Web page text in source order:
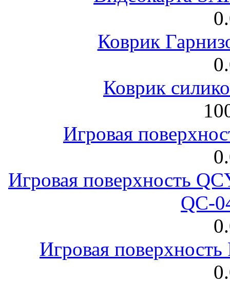
Коврик
Коврик
Игровая
Игровая поверхность
QC-
Игровая